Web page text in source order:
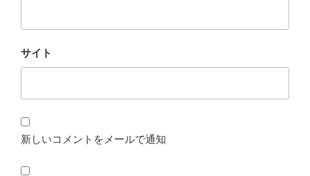
サイト
新しいコメントをメールで通知